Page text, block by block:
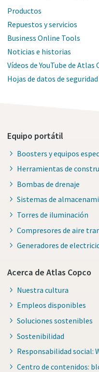
Productos
Repuestos y servicios
Business Online Tools
Noticias e historias
Vídeos de YouTube de Atlas
Hojas de datos de seguridad
Equipo portátil
Boosters y equipos
Herramientas de
Bombas de drenaje
Sistemas de
Torres de iluminación
Compresores de aire
Generadores de
Acerca de Atlas Copco
Nuestra cultura
Empleos disponibles
Soluciones sostenibles
Sostenibilidad
Responsabilidad social:
Centro de contenidos: